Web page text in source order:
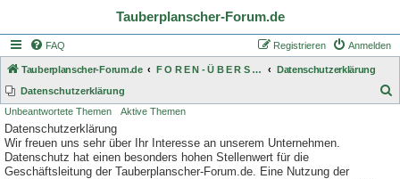
Tauberplanscher-Forum.de
FAQ Anmelden
Registrieren
Tauberplanscher-Forum.de F O R E N - Ü B E R S I C H T
Datenschutzerklärung
Datenschutzerklärung
Unbeantwortete Themen Aktive Themen
Datenschutzerklärung
Wir freuen uns sehr über Ihr Interesse an unserem Unternehmen.
Datenschutz hat einen besonders hohen Stellenwert für die
Geschäftsleitung der Tauberplanscher-Forum.de. Eine Nutzung der